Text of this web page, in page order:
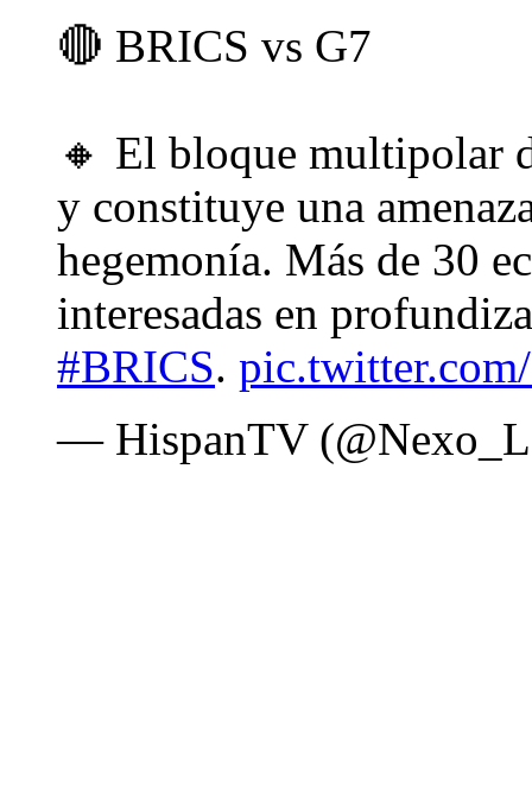
🔴 BRICS vs G7
🔸 El bloque multipolar
y constituye una
hegemonía. Más de 30
interesadas en
#BRICS.
— HispanTV